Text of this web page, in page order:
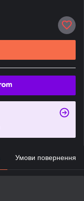
Умови повернення